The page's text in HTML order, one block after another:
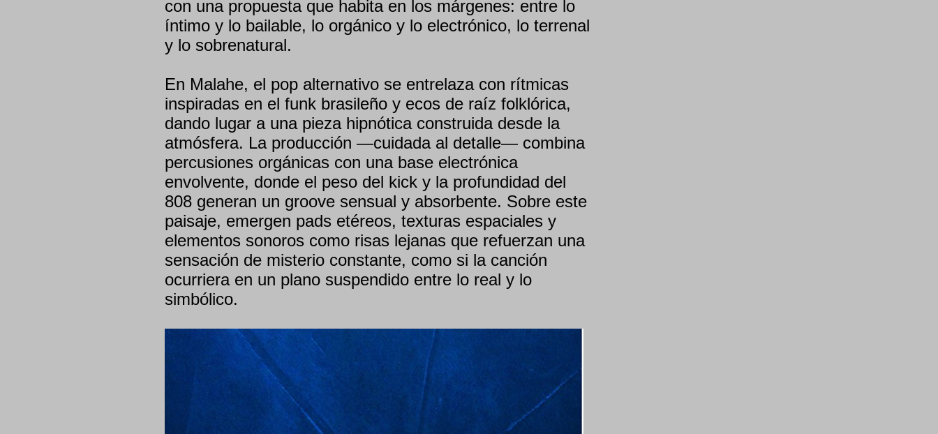
con una propuesta que habita en los márgenes: entre lo
íntimo y lo bailable, lo orgánico y lo electrónico, lo terrenal
y lo sobrenatural.
En Malahe, el pop alternativo se entrelaza con rítmicas
inspiradas en el funk brasileño y ecos de raíz folklórica,
dando lugar a una pieza hipnótica construida desde la
atmósfera. La producción —cuidada al detalle— combina
percusiones orgánicas con una base electrónica
envolvente, donde el peso del kick y la profundidad del
808 generan un groove sensual y absorbente. Sobre este
paisaje, emergen pads etéreos, texturas espaciales y
elementos sonoros como risas lejanas que refuerzan una
sensación de misterio constante, como si la canción
ocurriera en un plano suspendido entre lo real y lo
simbólico.